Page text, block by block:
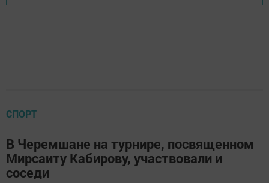
СПОРТ
В Черемшане на турнире, посвященном
Мирсаиту Кабирову, участвовали и
соседи